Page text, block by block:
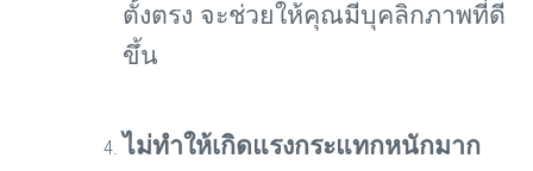
ตั้งตรง จะช่วยให้คุณมีบุคลิกภาพที่ดี
ขึ้น
ไม่ทำให้เกิดแรงกระแทกหนักมาก